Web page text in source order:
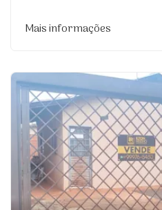
Mais informações